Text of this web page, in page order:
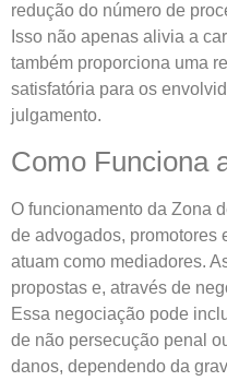
redução do número de
Isso não apenas alivia a
também proporciona uma
satisfatória para os
julgamento.
Como Funciona
O funcionamento da Zona
de advogados, promotores
atuam como mediadores.
propostas e, através de
Essa negociação pode
de não persecução penal
danos, dependendo da